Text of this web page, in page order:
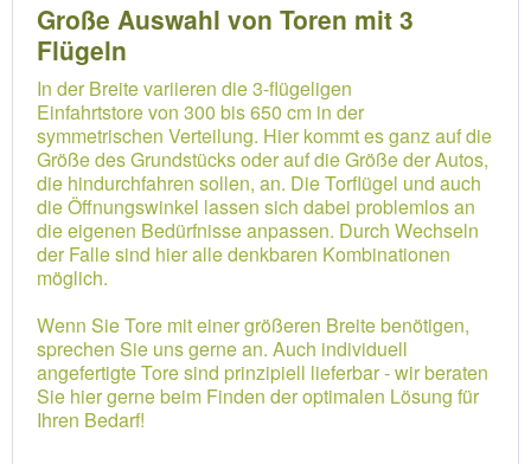
Große Auswahl von Toren mit 3
Flügeln
In der Breite variieren die 3-flügeligen
Einfahrtstore von 300 bis 650 cm in der
symmetrischen Verteilung. Hier kommt es ganz auf die
Größe des Grundstücks oder auf die Größe der Autos,
die hindurchfahren sollen, an. Die Torflügel und auch
die Öffnungswinkel lassen sich dabei problemlos an
die eigenen Bedürfnisse anpassen. Durch Wechseln
der Falle sind hier alle denkbaren Kombinationen
möglich.
Wenn Sie Tore mit einer größeren Breite benötigen,
sprechen Sie uns gerne an. Auch individuell
angefertigte Tore sind prinzipiell lieferbar - wir beraten
Sie hier gerne beim Finden der optimalen Lösung für
Ihren Bedarf!